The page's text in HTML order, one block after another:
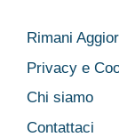
Rimani
Privacy e
Chi siamo
Contattaci